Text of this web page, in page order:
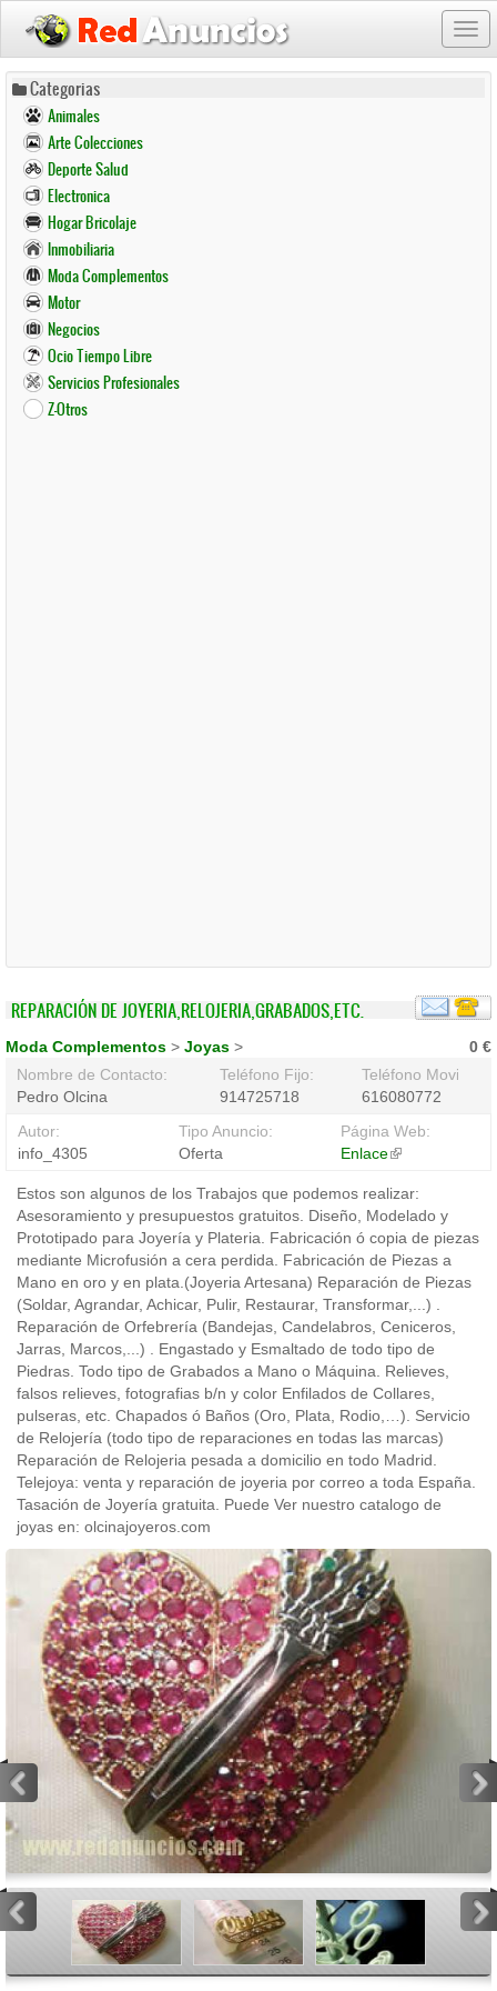
Pasar
contenido
principal
Categorias
Animales
Arte Colecciones
Deporte Salud
Electronica
Hogar Bricolaje
Inmobiliaria
Moda Complementos
Motor
Negocios
Ocio Tiempo Libre
Servicios Profesionales
Z-Otros
REPARACIÓN DE JOYERIA,RELOJERIA,GRABADOS,ETC.
0 €
Moda Complementos > Joyas >
Nombre de Contacto:
Pedro Olcina
Teléfono Fijo:
914725718
Teléfono Movil:
616080772
Autor:
info_4305
Tipo Anuncio:
Oferta
Página Web:
Enlace(link
external)
Estos son algunos de los Trabajos que podemos realizar:
Asesoramiento y presupuestos gratuitos. Diseño, Modelado y
Prototipado para Joyería y Plateria. Fabricación ó copia de piezas
mediante Microfusión a cera perdida. Fabricación de Piezas a
Mano en oro y en plata.(Joyeria Artesana) Reparación de Piezas
(Soldar, Agrandar, Achicar, Pulir, Restaurar, Transformar,...) .
Reparación de Orfebrería (Bandejas, Candelabros, Ceniceros,
Jarras, Marcos,...) . Engastado y Esmaltado de todo tipo de
Piedras. Todo tipo de Grabados a Mano o Máquina. Relieves,
falsos relieves, fotografias b/n y color Enfilados de Collares,
pulseras, etc. Chapados ó Baños (Oro, Plata, Rodio,…). Servicio
de Relojería (todo tipo de reparaciones en todas las marcas)
Reparación de Relojeria pesada a domicilio en todo Madrid.
Telejoya: venta y reparación de joyeria por correo a toda España.
Tasación de Joyería gratuita. Puede Ver nuestro catalogo de
joyas en: olcinajoyeros.com